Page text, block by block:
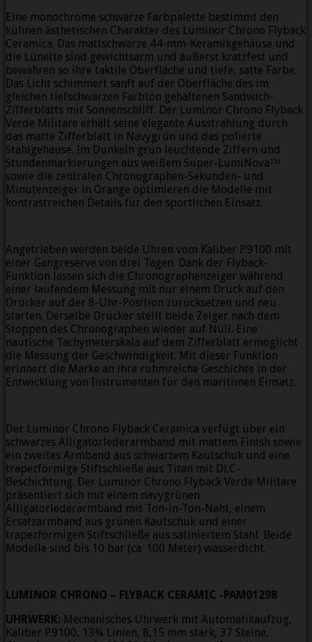
Eine monochrome schwarze Farbpalette bestimmt den
kühnen ästhetischen Charakter des Luminor Chrono Flyback
Ceramica. Das mattschwarze 44-mm-Keramikgehäuse und
die Lünette sind gewichtsarm und äußerst kratzfest und
bewahren so ihre taktile Oberfläche und tiefe, satte Farbe.
Das Licht schimmert sanft auf der Oberfläche des im
gleichen tiefschwarzen Farbton gehaltenen Sandwich-
Zifferblatts mit Sonnenschliff. Der Luminor Chrono Flyback
Verde Militare erhält seine elegante Ausstrahlung durch
das matte Zifferblatt in Navygrün und das polierte
Stahlgehäuse. Im Dunkeln grün leuchtende Ziffern und
Stundenmarkierungen aus weißem Super-LumiNova™
sowie die zentralen Chronographen-Sekunden- und
Minutenzeiger in Orange optimieren die Modelle mit
kontrastreichen Details für den sportlichen Einsatz.
Angetrieben werden beide Uhren vom Kaliber P.9100 mit
einer Gangreserve von drei Tagen. Dank der Flyback-
Funktion lassen sich die Chronographenzeiger während
einer laufendem Messung mit nur einem Druck auf den
Drücker auf der 8-Uhr-Position zurücksetzen und neu
starten. Derselbe Drücker stellt beide Zeiger nach dem
Stoppen des Chronographen wieder auf Null. Eine
nautische Tachymeterskala auf dem Zifferblatt ermöglicht
die Messung der Geschwindigkeit. Mit dieser Funktion
erinnert die Marke an ihre ruhmreiche Geschichte in der
Entwicklung von Instrumenten für den maritimen Einsatz.
Der Luminor Chrono Flyback Ceramica verfügt über ein
schwarzes Alligatorlederarmband mit mattem Finish sowie
ein zweites Armband aus schwarzem Kautschuk und eine
trapezförmige Stiftschließe aus Titan mit DLC-
Beschichtung. Der Luminor Chrono Flyback Verde Militare
präsentiert sich mit einem navygrünen
Alligatorlederarmband mit Ton-in-Ton-Naht, einem
Ersatzarmband aus grünen Kautschuk und einer
trapezförmigen Stiftschließe aus satiniertem Stahl. Beide
Modelle sind bis 10 bar (ca. 100 Meter) wasserdicht.
LUMINOR CHRONO – FLYBACK CERAMIC -PAM01298
UHRWERK: Mechanisches Uhrwerk mit Automatikaufzug,
Kaliber P.9100, 13¾ Linien, 8,15 mm stark, 37 Steine,